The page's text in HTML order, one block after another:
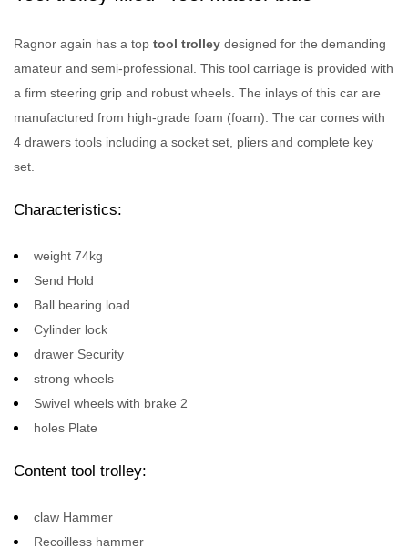
Ragnor again has a top tool trolley designed for the demanding
amateur and semi-professional. This tool carriage is provided with
a firm steering grip and robust wheels. The inlays of this car are
manufactured from high-grade foam (foam). The car comes with
4 drawers tools including a socket set, pliers and complete key
set.
Characteristics:
weight 74kg
Send Hold
Ball bearing load
Cylinder lock
drawer Security
strong wheels
Swivel wheels with brake 2
holes Plate
Content tool trolley:
claw Hammer
Recoilless hammer